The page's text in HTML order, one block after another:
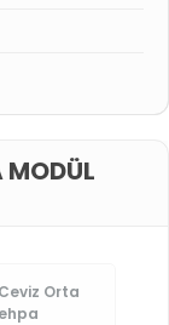
MODÜL
Orta